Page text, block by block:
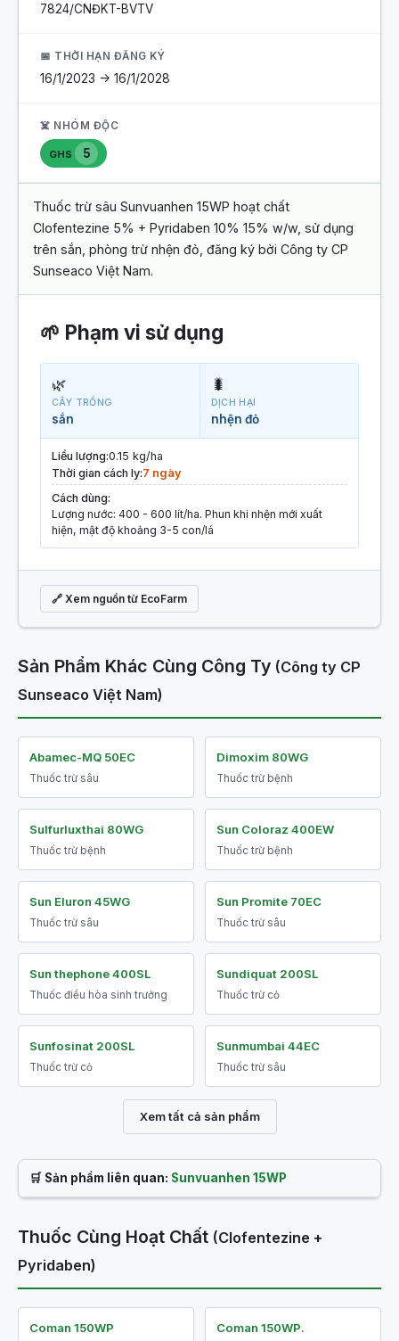
7824/CNĐKT-BVTV
📅 THỜI HẠN ĐĂNG KÝ
16/1/2023 -> 16/1/2028
☠️ NHÓM ĐỘC
GHS 5
Thuốc trừ sâu Sunvuanhen 15WP hoạt chất
Clofentezine 5% + Pyridaben 10% 15% w/w, sử dụng
trên sắn, phòng trừ nhện đỏ, đăng ký bởi Công ty CP
Sunseaco Việt Nam.
🌱 Phạm vi sử dụng
🌿
CÂY TRỒNG
sắn
🐛
DỊCH HẠI
nhện đỏ
Liều lượng:0.15 kg/ha
Thời gian cách ly:7 ngày
Cách dùng:
Lượng nước: 400 - 600 lít/ha. Phun khi nhện mới xuất
hiện, mật độ khoảng 3-5 con/lá
🔗 Xem nguồn từ EcoFarm
Sản Phẩm Khác Cùng Công Ty (Công ty CP
Sunseaco Việt Nam)
Abamec-MQ 50EC
Thuốc trừ sâu
Dimoxim 80WG
Thuốc trừ bệnh
Sulfurluxthai 80WG
Thuốc trừ bệnh
Sun Coloraz 400EW
Thuốc trừ bệnh
Sun Eluron 45WG
Thuốc trừ sâu
Sun Promite 70EC
Thuốc trừ sâu
Sun thephone 400SL
Thuốc điều hòa sinh trưởng
Sundiquat 200SL
Thuốc trừ cỏ
Sunfosinat 200SL
Thuốc trừ cỏ
Sunmumbai 44EC
Thuốc trừ sâu
Xem tất cả sản phẩm
🛒 Sản phẩm liên quan: Sunvuanhen 15WP
Thuốc Cùng Hoạt Chất (Clofentezine +
Pyridaben)
Coman 150WP Coman 150WP.